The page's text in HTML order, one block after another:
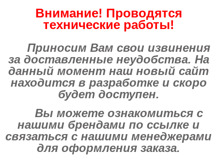
Внимание! Проводятся
технические работы!
Приносим Вам свои извинения
за доставленные неудобства. На
данный момент наш новый сайт
находится в разработке и скоро
будет доступен.
Вы можете ознакомиться с
нашими брендами по ссылке и
связаться с нашими менеджерами
для оформления заказа.